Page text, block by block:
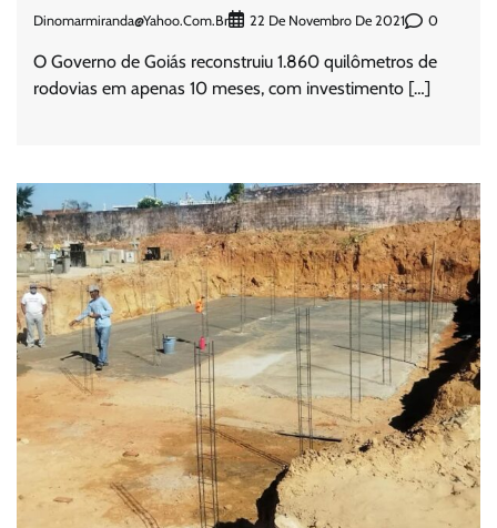
Dinomarmiranda@yahoo.com.br 22 De Novembro De 2021 0
O Governo de Goiás reconstruiu 1.860 quilômetros de
rodovias em apenas 10 meses, com investimento […]